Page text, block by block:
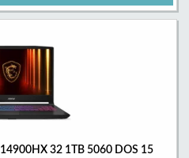
32 1TB 5060 DOS 15